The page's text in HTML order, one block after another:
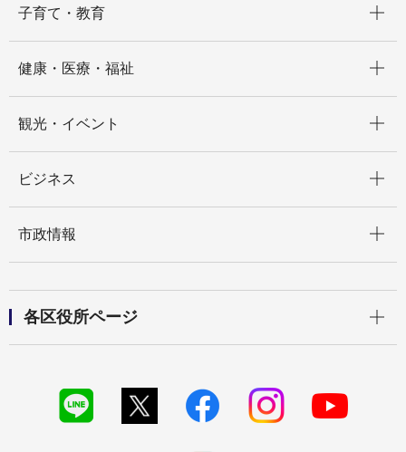
子育て・教育
健康・医療・福祉
観光・イベント
ビジネス
市政情報
各区役所ページ